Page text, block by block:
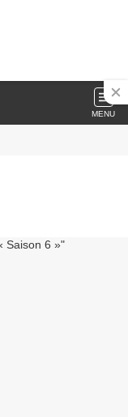
MENU